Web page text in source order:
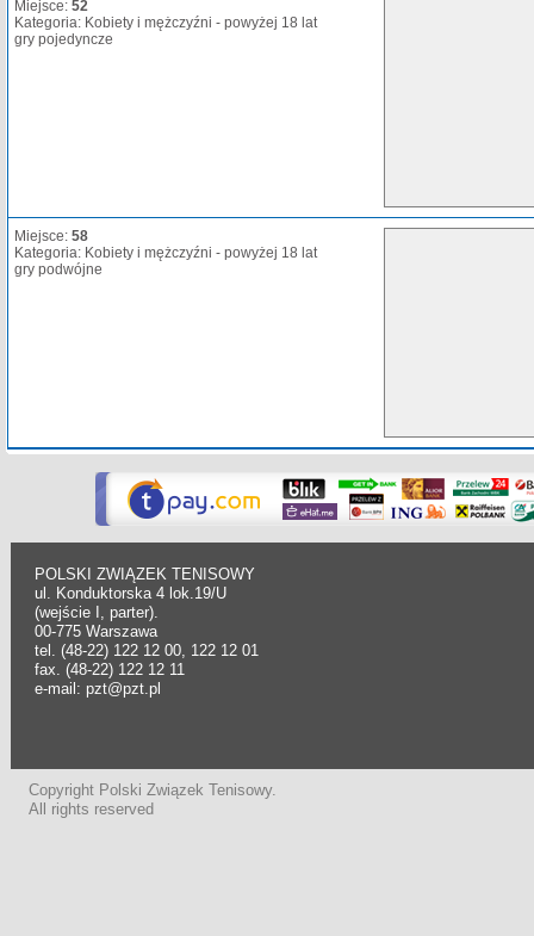
Miejsce: 52
Kategoria: Kobiety i mężczyźni - powyżej 18 lat
gry pojedyncze
Miejsce: 58
Kategoria: Kobiety i mężczyźni - powyżej 18 lat
gry podwójne
POLSKI ZWIĄZEK TENISOWY
ul. Konduktorska 4 lok.19/U
(wejście I, parter).
00-775 Warszawa
tel. (48-22) 122 12 00, 122 12 01
fax. (48-22) 122 12 11
e-mail: pzt@pzt.pl
Copyright Polski Związek Tenisowy.
All rights reserved